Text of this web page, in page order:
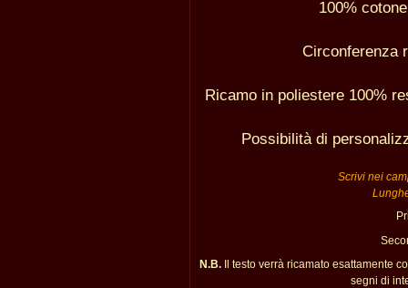
100%
Circonferenza
Ricamo in poliestere 100%
Possibilità di
Scrivi nei
N.B. Il testo verrà ricamato esattamente
segni di